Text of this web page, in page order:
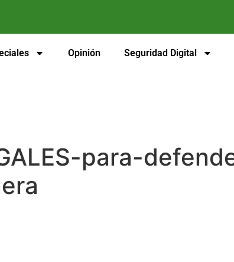
Opinión Seguridad Digital
para-